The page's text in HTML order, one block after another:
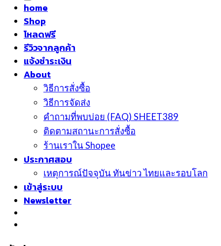
home
Shop
โหลดฟรี
รีวิวจากลูกค้า
แจ้งชำระเงิน
About
วิธีการสั่งซื้อ
วิธีการจัดส่ง
คำถามที่พบบ่อย (FAQ) SHEET389
ติดตามสถานะการสั่งซื้อ
ร้านเราใน Shopee
ประกาศสอบ
เหตุการณ์ปัจจุบัน ทันข่าว ไทยและรอบโลก
เข้าสู่ระบบ
Newsletter